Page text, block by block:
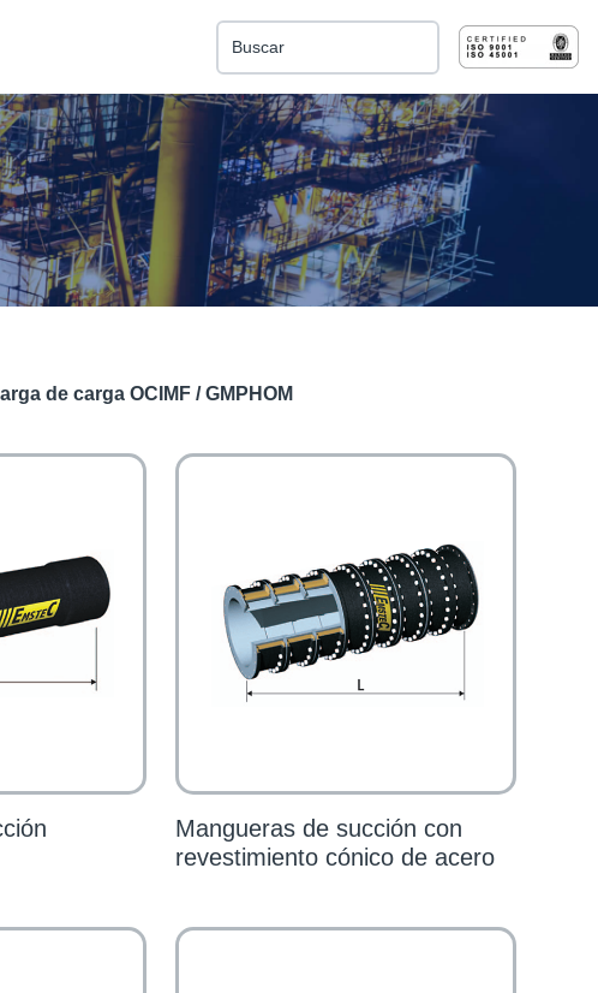
Esto es un campo de búsqueda con una función
No hay sugerencias porque el campo de
de carga OCIMF / GMPHOM
Mangueras de succión con
revestimiento cónico de acero